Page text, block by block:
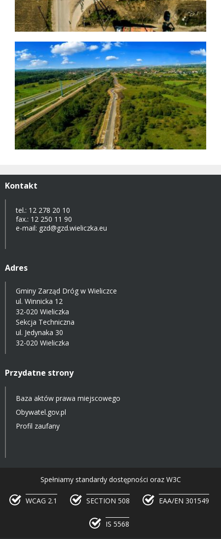
Kontakt
tel.: 12 278 20 10
fax.: 12 250 11 90
e-mail: gzd@gzd.wieliczka.eu
Adres
Gminy Zarząd Dróg w Wieliczce
ul. Winnicka 12
32-020 Wieliczka
Sekcja Techniczna
ul. Jedynaka 30
32-020 Wieliczka
Przydatne strony
Baza aktów prawa miejscowego
Obywatel.gov.pl
Profil zaufany
Spełniamy standardy dostępności oraz W3C
WCAG 2.1 SECTION 508 EAA/EN 301549
IS 5568